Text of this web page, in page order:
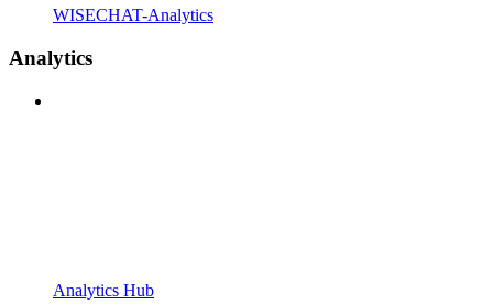
WISECHAT-Analytics
Analytics
Analytics Hub